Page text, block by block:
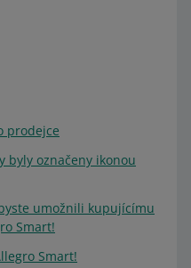
prodejce
byly označeny ikonou
umožnili kupujícímu
Smart!
Smart!